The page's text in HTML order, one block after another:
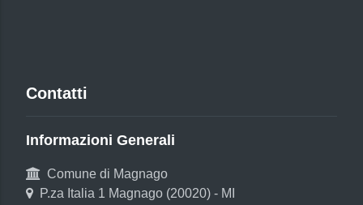
Contatti
Informazioni Generali
Comune di Magnago
P.za Italia 1 Magnago (20020) - MI